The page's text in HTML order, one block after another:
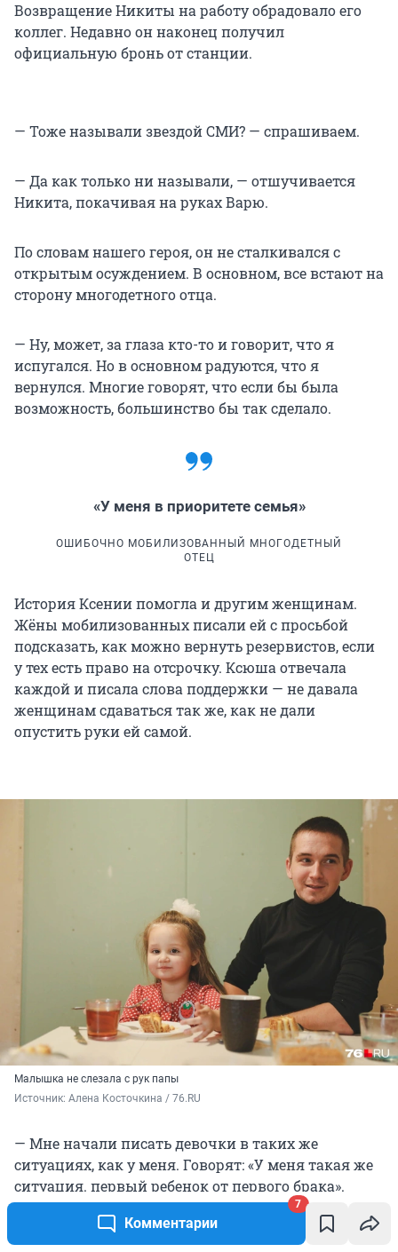
Комментарии
7
Возвращение Никиты на работу обрадовало его
коллег. Недавно он наконец получил
официальную бронь от станции.
— Тоже называли звездой СМИ? — спрашиваем.
— Да как только ни называли, — отшучивается
Никита, покачивая на руках Варю.
По словам нашего героя, он не сталкивался с
открытым осуждением. В основном, все встают на
сторону многодетного отца.
— Ну, может, за глаза кто-то и говорит, что я
испугался. Но в основном радуются, что я
вернулся. Многие говорят, что если бы была
возможность, большинство бы так сделало.
«У меня в приоритете семья»
ОШИБОЧНО МОБИЛИЗОВАННЫЙ МНОГОДЕТНЫЙ
ОТЕЦ
История Ксении помогла и другим женщинам.
Жёны мобилизованных писали ей с просьбой
подсказать, как можно вернуть резервистов, если
у тех есть право на отсрочку. Ксюша отвечала
каждой и писала слова поддержки — не давала
женщинам сдаваться так же, как не дали
опустить руки ей самой.
Малышка не слезала с рук папы
Источник: Алена Косточкина / 76.RU
— Мне начали писать девочки в таких же
ситуациях, как у меня. Говорят: «У меня такая же
ситуация. первый ребенок от первого брака».
Спрашивают, какие документы доказывают, что у
него трое детей. Пять девочек писали, что их